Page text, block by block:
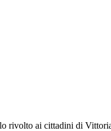
rivolto ai cittadini di